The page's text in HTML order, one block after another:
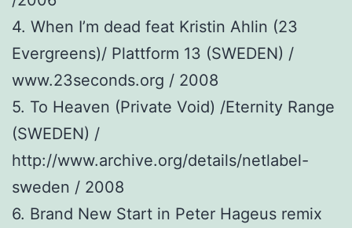
4. When I’m dead feat Kristin Ahlin (23
Evergreens)/ Plattform 13 (SWEDEN) /
www.23seconds.org / 2008
5. To Heaven (Private Void) /Eternity Range
(SWEDEN) /
http://www.archive.org/details/netlabel-
sweden / 2008
6. Brand New Start in Peter Hageus remix